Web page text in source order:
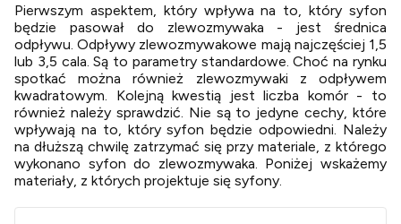
Pierwszym aspektem, który wpływa na to, który syfon
będzie pasował do zlewozmywaka - jest średnica
odpływu. Odpływy zlewozmywakowe mają najczęściej 1,5
lub 3,5 cala. Są to parametry standardowe. Choć na rynku
spotkać można również zlewozmywaki z odpływem
kwadratowym. Kolejną kwestią jest liczba komór - to
również należy sprawdzić. Nie są to jedyne cechy, które
wpływają na to, który syfon będzie odpowiedni. Należy
na dłuższą chwilę zatrzymać się przy materiale, z którego
wykonano syfon do zlewozmywaka. Poniżej wskażemy
materiały, z których projektuje się syfony.